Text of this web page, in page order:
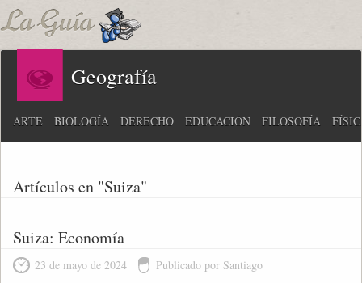
Geografía
ARTE BIOLOGÍA DERECHO EDUCACIÓN FILOSOFÍA
Artículos en "Suiza"
Suiza: Economía
23 de mayo de 2024 Publicado por Santiago